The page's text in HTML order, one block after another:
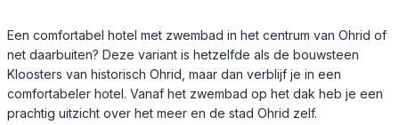
Een comfortabel hotel met zwembad in het centrum van Ohrid of
net daarbuiten? Deze variant is hetzelfde als de bouwsteen
Kloosters van historisch Ohrid, maar dan verblijf je in een
comfortabeler hotel. Vanaf het zwembad op het dak heb je een
prachtig uitzicht over het meer en de stad Ohrid zelf.